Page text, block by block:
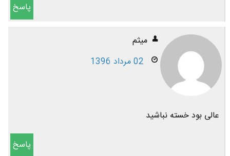
پاسخ
میثم
02 مرداد 1396
عالی بود خسته نباشید
پاسخ